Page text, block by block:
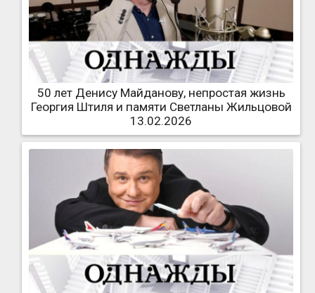
50 лет Денису Майданову, непростая жизнь
Георгия Штиля и памяти Светланы Жильцовой
13.02.2026